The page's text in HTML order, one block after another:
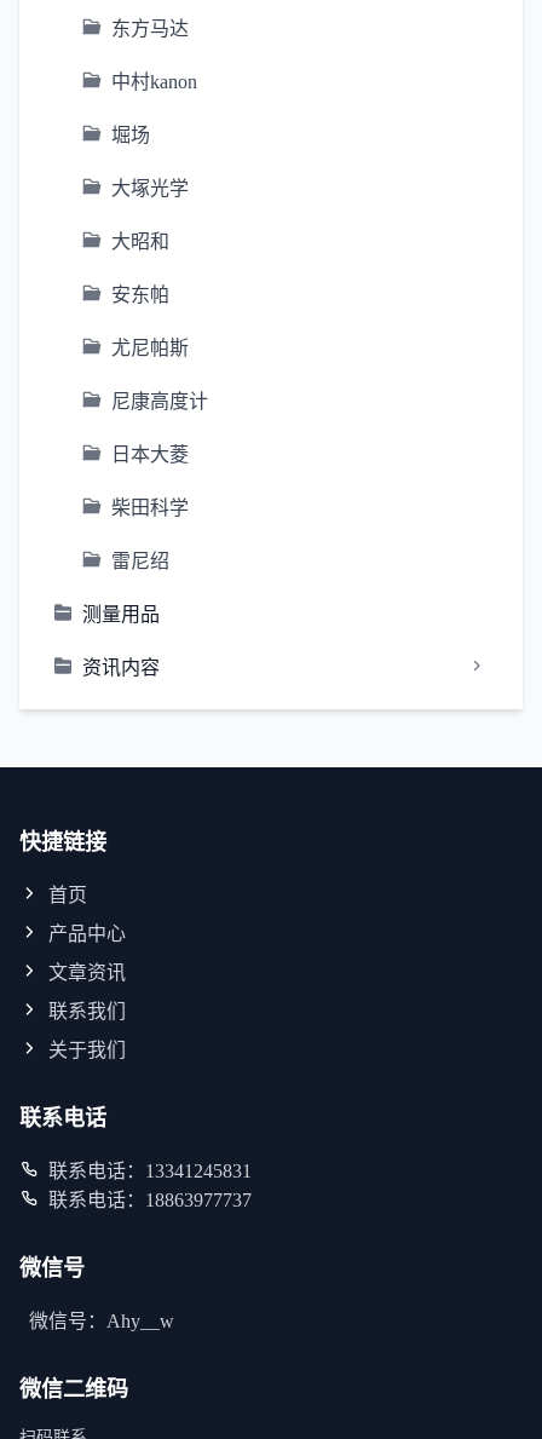
东方马达
中村kanon
堀场
大塚光学
大昭和
安东帕
尤尼帕斯
尼康高度计
日本大菱
柴田科学
雷尼绍
测量用品
资讯内容
快捷链接
首页
产品中心
文章资讯
联系我们
关于我们
联系电话
联系电话：13341245831
联系电话：18863977737
微信号
微信号：Ahy__w
微信二维码